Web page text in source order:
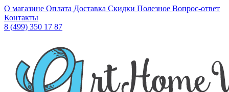
О магазине Оплата Доставка Скидки Полезное Вопрос-ответ
Контакты
8 (499) 350 17 87